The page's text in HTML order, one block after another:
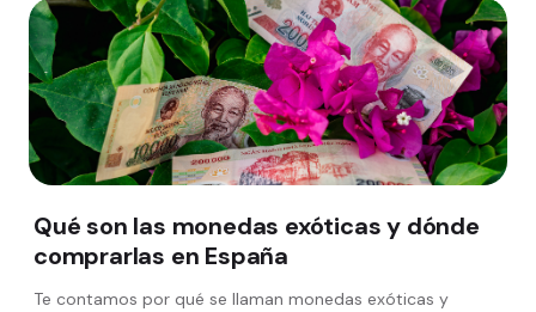
Qué son las monedas exóticas y dónde
comprarlas en España
Te contamos por qué se llaman monedas exóticas y